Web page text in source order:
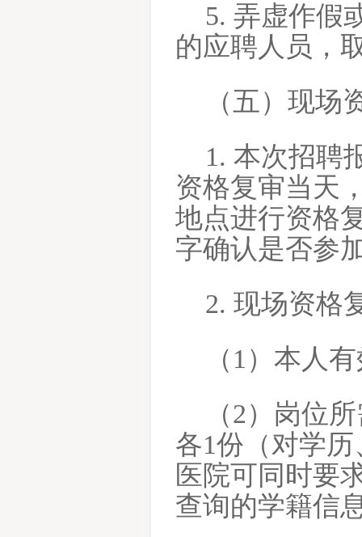
5. 弄虚作假
的应聘人员，
（五）现场
1. 本次招聘
资格复审当天
地点进行资格
字确认是否参
2. 现场资格
（ 1）本人
（2）岗位
各1份（对学
医院可同时要
查询的学籍信